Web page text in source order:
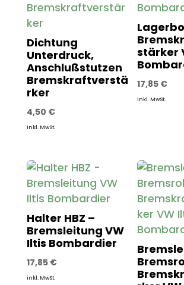
Dichtung
Unterdruck,
Anschlußstutzen
Bremskraftverstä
rker
4,50 €
inkl. MwSt.
stärker
17,85 €
inkl. MwSt.
Halter HBZ –
Bremsleitung VW
Iltis Bombardier
17,85 €
inkl. MwSt.